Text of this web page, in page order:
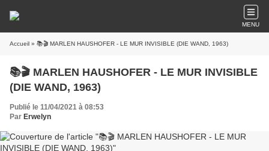
MENU
Accueil » 📚🎬 MARLEN HAUSHOFER - LE MUR INVISIBLE (DIE WAND, 1963)
📚🎬 MARLEN HAUSHOFER - LE MUR INVISIBLE
(DIE WAND, 1963)
Publié le 11/04/2021 à 08:53
Par Erwelyn